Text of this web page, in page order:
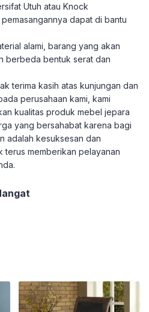
Utuh atau Knock
dapat di bantu
alami, barang yang akan
berbeda bentuk serat dan
terima kasih atas kunjungan dan
perusahaan kami, kami
kualitas produk mebel jepara
yang bersahabat karena bagi
adalah kesuksesan dan
terus memberikan pelayanan